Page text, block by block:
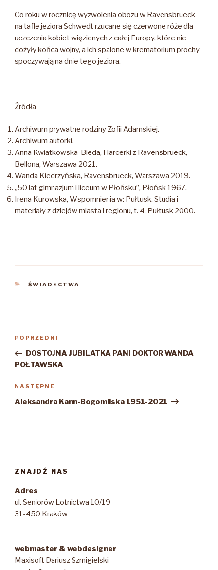
Co roku w rocznicę wyzwolenia obozu w Ravensbrueck
na tafle jeziora Schwedt rzucane się czerwone róże dla
uczczenia kobiet więzionych z całej Europy, które nie
dożyły końca wojny, a ich spalone w krematorium prochy
spoczywają na dnie tego jeziora.
Źródła
Archiwum prywatne rodziny Zofii Adamskiej.
Archiwum autorki.
Anna Kwiatkowska-Bieda, Harcerki z Ravensbrueck,
Bellona, Warszawa 2021.
Wanda Kiedrzyńska, Ravensbrueck, Warszawa 2019.
„50 lat gimnazjum i liceum w Płońsku”, Płońsk 1967.
Irena Kurowska, Wspomnienia w: Pułtusk. Studia i
materiały z dziejów miasta i regionu, t. 4, Pułtusk 2000.
KATEGORIE
ŚWIADECTWA
Poprzedni
wpis
POPRZEDNI
DOSTOJNA JUBILATKA PANI DOKTOR WANDA
POŁTAWSKA
Następny
wpis
NASTĘPNE
Aleksandra Kann-Bogomilska 1951-2021
ZNAJDŹ NAS
Adres
ul. Seniorów Lotnictwa 10/19
31-450 Kraków
webmaster & webdesigner
Maxisoft Dariusz Szmigielski